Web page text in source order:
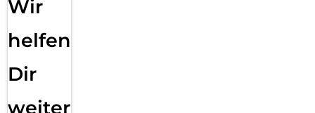
Wir
helfen
Dir
weiter